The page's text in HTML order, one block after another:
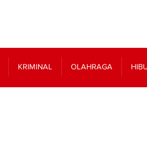
KRIMINAL OLAHRAGA